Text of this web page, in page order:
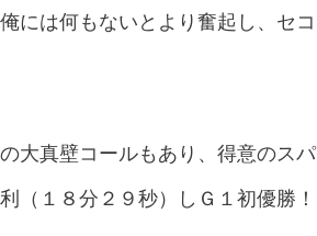
には何もないとより奮起し、セ
大真壁コールもあり、得意のス
（１８分２９秒）しＧ１初優勝！